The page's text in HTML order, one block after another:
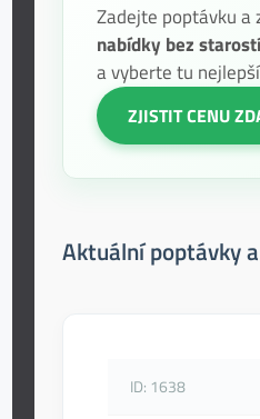
Zadejte poptávku a
nabídky bez starostí
a vyberte tu
ZJISTIT CENU
Aktuální poptávky
ID: 1638